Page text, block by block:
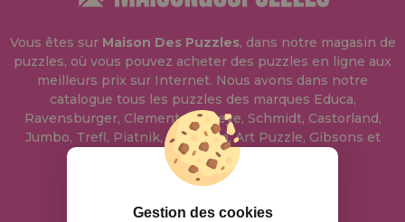
Vous êtes sur Maison Des Puzzles, dans notre magasin de
puzzles, où vous pouvez acheter des puzzles en ligne aux
meilleurs prix sur Internet. Nous avons dans notre
catalogue tous les puzzles des marques Educa,
Ravensburger, Clementoni, Heye, Schmidt, Castorland,
Jumbo, Trefl, Piatnik, Anatolian, Art Puzzle, Gibsons et
bien d'autres.
info@maisondespuzzles.fr
Gestion des cookies